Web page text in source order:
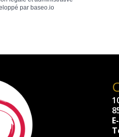
par baseo.io